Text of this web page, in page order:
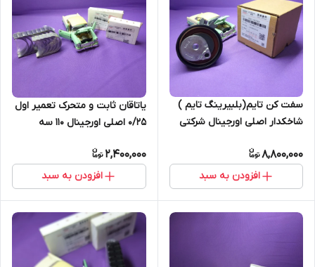
سفت کن تایم(بلبیرینگ تایم )
شاخکدار اصلی اورجینال شرکتی
ایکس33اس (اصل)
8,800,000
افزودن به سبد
یاتاقان ثابت و متحرک تعمیر اول
0/25 اصلی اورجینال 110 سه
2,400,000
افزودن به سبد